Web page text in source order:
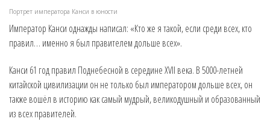
Портрет императора Канси в юности
Император Канси однажды написал: «Кто же я такой, если среди всех, кто
правил… именно я был правителем дольше всех».
Канси 61 год правил Поднебесной в середине XVII века. В 5000-летней
китайской цивилизации он не только был императором дольше всех, он
также вошёл в историю как самый мудрый, великодушный и образованный
из всех правителей.